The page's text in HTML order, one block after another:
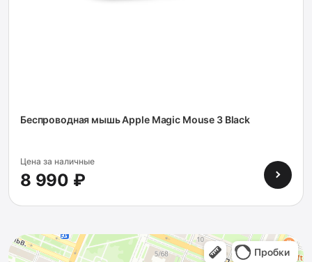
Беспроводная мышь Apple Magic Mouse 3 Black
Цена за наличные
8 990 ₽